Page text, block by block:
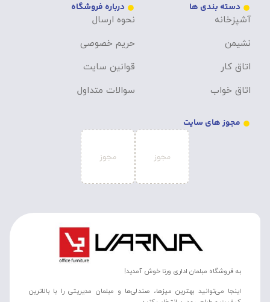
دسته بندی ها
آشپزخانه
نشیمن
اتاق کار
اتاق خواب
درباره فروشگاه
نحوه ارسال
حریم خصوصی
قوانین سایت
سوالات متداول
مجوز های سایت
به فروشگاه مبلمان اداری ورنا خوش آمدید!
اینجا می‌توانید بهترین میزها، صندلی‌ها و مبلمان مدیریتی را با بالاترین